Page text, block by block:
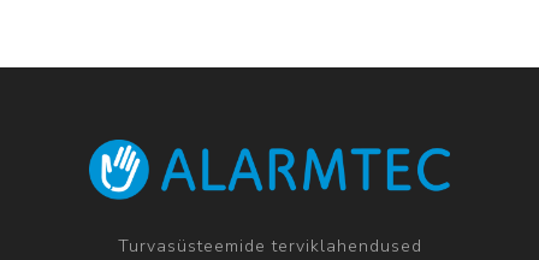
Turvasüsteemide terviklahendused